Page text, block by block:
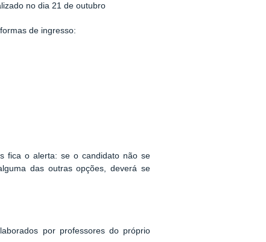
no dia 21 de outubro
de ingresso:
fica o alerta: se o candidato não se
das outras opções, deverá se
por professores do próprio